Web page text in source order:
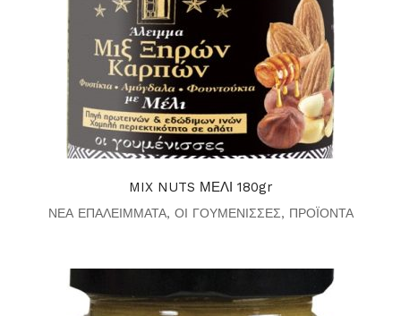
MIX NUTS ΜΕΛΙ 180gr
ΝΕΑ ΕΠΑΛΕΙΜΜΑΤΑ, ΟΙ ΓΟΥΜΕΝΙΣΣΕΣ, ΠΡΟΪΟΝΤΑ